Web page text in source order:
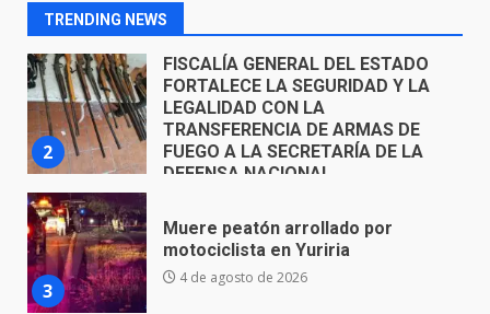
TRENDING NEWS
2
FUEGO A LA SECRETARÍA DE LA
DEFENSA NACIONAL
5 de agosto de 2026
3
Muere peatón arrollado por
motociclista en Yuriria
4 de agosto de 2026
4
Valle de Santiago despide a
José Antonio Villanueva
Cárdenas, “El Puma”
3 de agosto de 2026